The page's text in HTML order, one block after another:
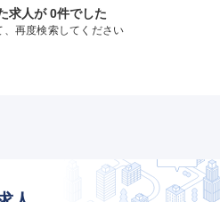
求人が 0件でした
、再度検索してください